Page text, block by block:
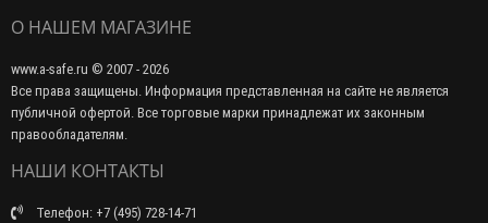
О НАШЕМ МАГАЗИНЕ
www.a-safe.ru © 2007 - 2026
Все права защищены. Информация представленная на сайте не является
публичной офертой. Все торговые марки принадлежат их законным
правообладателям.
НАШИ КОНТАКТЫ
Телефон: +7 (495) 728-14-71